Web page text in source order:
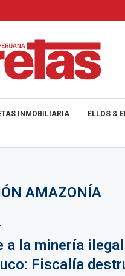
INMOBILIARIA ELLOS &
AMAZONÍA
a la minería
Fiscalía